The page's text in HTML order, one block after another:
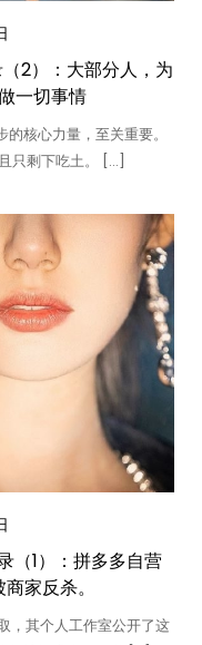
2）：大部分人，为
一切事情
核心力量，至关重要。
只剩下吃土。 […]
1）：拼多多自营
家反杀。
，其个人工作室公开了这